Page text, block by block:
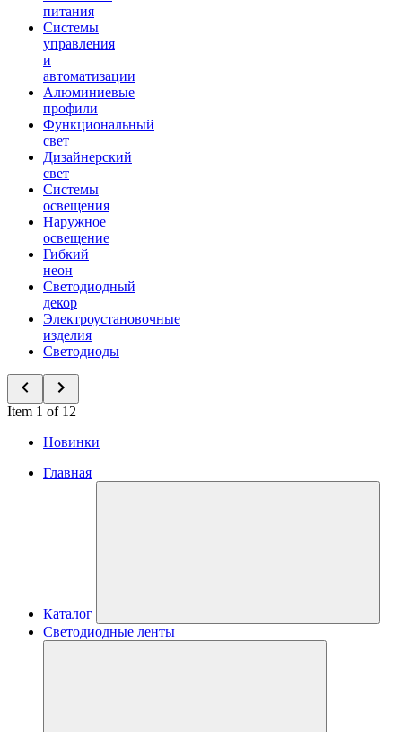
питания
Системы
управления
и
автоматизации
Алюминиевые
профили
Функциональный
свет
Дизайнерский
свет
Системы
освещения
Наружное
освещение
Гибкий
неон
Светодиодный
декор
Электроустановочные
изделия
Светодиоды
Item 1 of 12
Новинки
Главная
Каталог
Светодиодные ленты